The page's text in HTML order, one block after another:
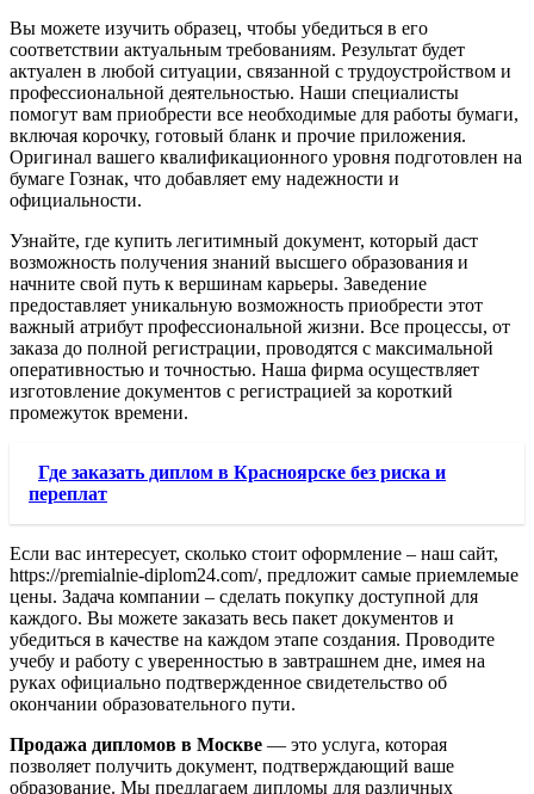
Вы можете изучить образец, чтобы убедиться в его
соответствии актуальным требованиям. Результат будет
актуален в любой ситуации, связанной с трудоустройством и
профессиональной деятельностью. Наши специалисты
помогут вам приобрести все необходимые для работы бумаги,
включая корочку, готовый бланк и прочие приложения.
Оригинал вашего квалификационного уровня подготовлен на
бумаге Гознак, что добавляет ему надежности и
официальности.
Узнайте, где купить легитимный документ, который даст
возможность получения знаний высшего образования и
начните свой путь к вершинам карьеры. Заведение
предоставляет уникальную возможность приобрести этот
важный атрибут профессиональной жизни. Все процессы, от
заказа до полной регистрации, проводятся с максимальной
оперативностью и точностью. Наша фирма осуществляет
изготовление документов с регистрацией за короткий
промежуток времени.
Где заказать диплом в Красноярске без риска и
переплат
Если вас интересует, сколько стоит оформление – наш сайт,
https://premialnie-diplom24.com/, предложит самые приемлемые
цены. Задача компании – сделать покупку доступной для
каждого. Вы можете заказать весь пакет документов и
убедиться в качестве на каждом этапе создания. Проводите
учебу и работу с уверенностью в завтрашнем дне, имея на
руках официально подтвержденное свидетельство об
окончании образовательного пути.
Продажа дипломов в Москве — это услуга, которая
позволяет получить документ, подтверждающий ваше
образование. Мы предлагаем дипломы для различных